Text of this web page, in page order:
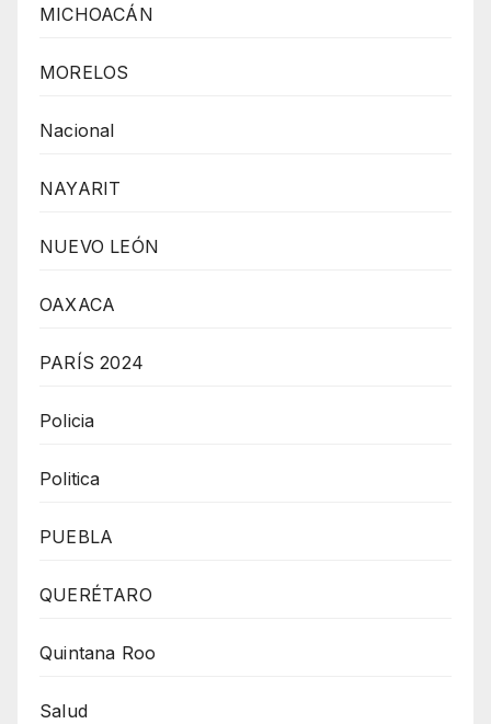
MICHOACÁN
MORELOS
Nacional
NAYARIT
NUEVO LEÓN
OAXACA
PARÍS 2024
Policia
Politica
PUEBLA
QUERÉTARO
Quintana Roo
Salud